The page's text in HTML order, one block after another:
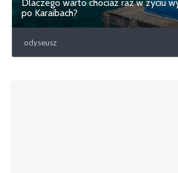
Dlaczego warto chociaż raz w życiu
po Karaibach?
odyseusz